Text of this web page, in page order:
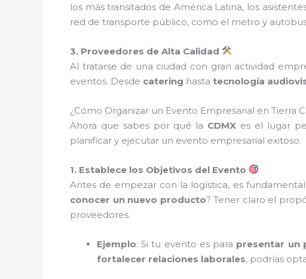
los más transitados de América Latina, los
red de transporte público, como el metro y
3. Proveedores de Alta Calidad
Al tratarse de una ciudad con gran actividad
eventos. Desde catering hasta tecnología
¿Cómo Organizar un Evento Empresarial en Tierra
Ahora que sabes por qué la CDMX es el lugar
planificar y ejecutar un evento empresarial exitoso.
1. Establece los Objetivos del Evento
Antes de empezar con la logística, es
conocer un nuevo producto? Tener claro el
proveedores.
Ejemplo: Si tu evento es para presentar un
fortalecer relaciones laborales, podrías